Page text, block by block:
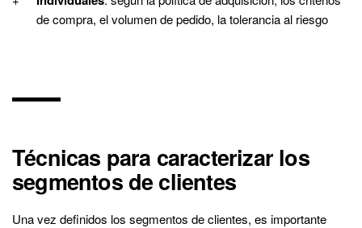
de compra, el volumen de pedido, la tolerancia al riesgo
Técnicas para caracterizar los
segmentos de clientes
Una vez definidos los segmentos de clientes, es importante